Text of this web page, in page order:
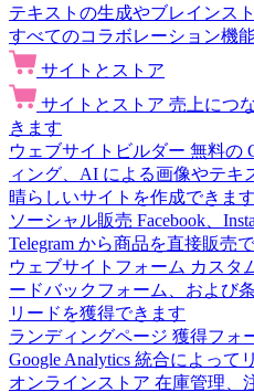
テキストの生成やブレインス
すべてのコラボレーション機
サイトとストア
サイトとストア 売上につ
きます
ウェブサイトビルダー 無料の
ィング、AI による画像やテキ
晴らしいサイトを作成できます
ソーシャル販売 Facebook、
Telegram から商品を直接販売
ウェブサイトフォーム カスタ
ードバックフォーム、および
リードを獲得できます
ランディングページ 獲得フォ
Google Analytics 統合によって
オンラインストア 在庫管理、